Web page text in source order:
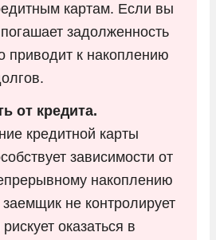
картам. Если вы
задолженность
приводит к накоплению
от кредита.
кредитной карты
зависимости от
накоплению
не контролирует
оказаться в